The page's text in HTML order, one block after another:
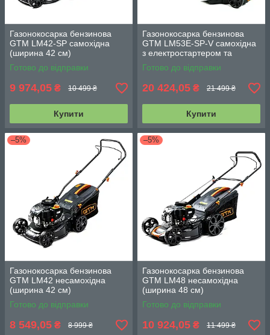
Газонокосарка бензинова
GTM LM42-SP самохідна
(ширина 42 см)
Готово до відправки
9 974,05 ₴ 10 499 ₴
Купити
Газонокосарка бензинова
GTM LM53E-SP-V самохідна
з електростартером та
варіатором
Готово до відправки
20 424,05 ₴ 21 499 ₴
Купити
–5%
Газонокосарка бензинова
GTM LM42 несамохідна
(ширина 42 см)
Готово до відправки
8 549,05 ₴ 8 999 ₴
–5%
Газонокосарка бензинова
GTM LM48 несамохідна
(ширина 48 см)
Готово до відправки
10 924,05 ₴ 11 499 ₴